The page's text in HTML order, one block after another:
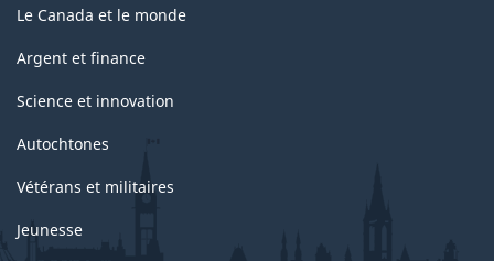
Le Canada et le monde
Argent et finance
Science et innovation
Autochtones
Vétérans et militaires
Jeunesse